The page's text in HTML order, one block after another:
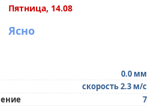
Пятница, 14.08
Ясно
0.0 мм
скорость 2.3 м/с
7